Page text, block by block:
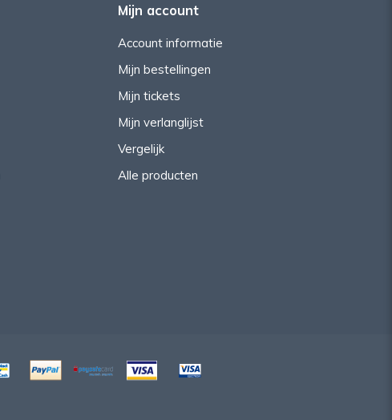
Mijn account
Account informatie
Mijn bestellingen
Mijn tickets
Mijn verlanglijst
Vergelijk
Alle producten